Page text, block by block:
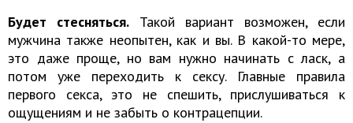
Будет стесняться. Такой вариант возможен, если
мужчина также неопытен, как и вы. В какой-то мере,
это даже проще, но вам нужно начинать с ласк, а
потом уже переходить к сексу. Главные правила
первого секса, это не спешить, прислушиваться к
ощущениям и не забыть о контрацепции.